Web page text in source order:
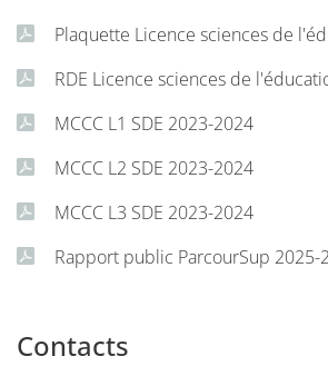
Plaquette Licence sciences de
RDE Licence sciences de
MCCC L1 SDE 2023-2024
MCCC L2 SDE 2023-2024
MCCC L3 SDE 2023-2024
Rapport public ParcourSup 2025-
Contacts